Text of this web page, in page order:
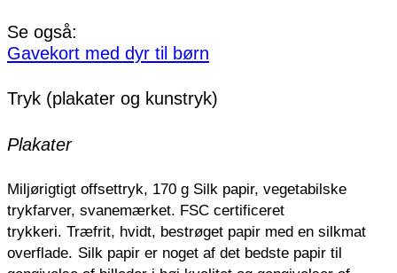
Se også:
Gavekort med dyr til børn
Tryk (plakater og kunstryk)
Plakater
Miljørigtigt offsettryk, 170 g Silk papir, vegetabilske
trykfarver, svanemærket. FSC certificeret
trykkeri. Træfrit, hvidt, bestrøget papir med en silkmat
overflade. Silk papir er noget af det bedste papir til